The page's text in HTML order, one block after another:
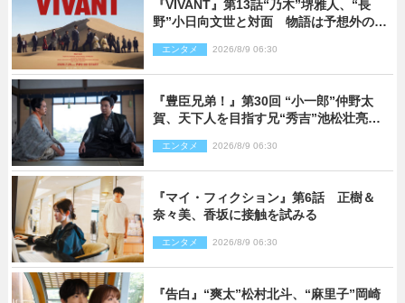
『VIVANT』第13話“乃木”堺雅人、“長
野”小日向文世と対面 物語は予想外の展
エンタメ 2026/8/9 06:30
『豊臣兄弟！』第30回 “小一郎”仲野太
賀、天下人を目指す兄“秀吉”池松壮亮
エンタメ 2026/8/9 06:30
『マイ・フィクション』第6話 正樹＆
奈々美、香坂に接触を試みる
エンタメ 2026/8/9 06:30
『告白』“爽太”松村北斗、“麻里子”岡崎